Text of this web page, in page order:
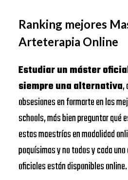
Ranking mejores
Arteterapia Online
Estudiar un máster
siempre una alternativa,
obsesiones en formarte en las
schools, más bien preguntar qué
estas maestrías en modalidad
poquísimas y no todos y cada
oficiales están disponibles online.